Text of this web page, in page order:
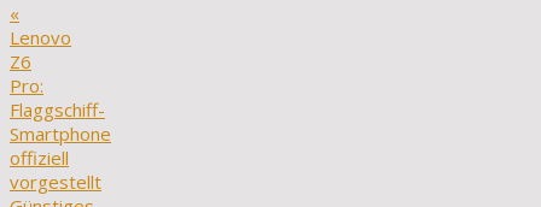
«
Lenovo
Z6
Pro:
Flaggschiff-
Smartphone
offiziell
vorgestellt